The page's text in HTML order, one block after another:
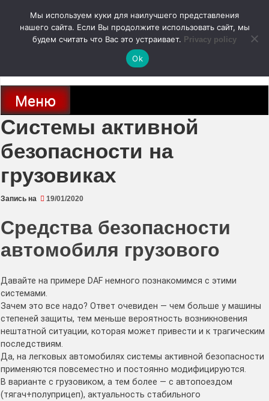
содержимому
autodoc24.ru
Новости про современные автомобили и не только, новинки зарубежного
и отечественного автопрома
Меню
Системы активной
безопасности на
грузовиках
Запись на 19/01/2020
Средства безопасности
автомобиля грузового
Давайте на примере DAF немного познакомимся с этими
системами.
Зачем это все надо? Ответ очевиден — чем больше у машины
степеней защиты, тем меньше вероятность возникновения
нештатной ситуации, которая может привести и к трагическим
последствиям.
Да, на легковых автомобилях системы активной безопасности
применяются повсеместно и постоянно модифицируются.
В варианте с грузовиком, а тем более — с автопоездом
(тягач+полуприцеп), актуальность стабильного
Мы используем куки для наилучшего представления
нашего сайта. Если Вы продолжите использовать сайт, мы
будем считать что Вас это устраивает. Privacy policy
Ok